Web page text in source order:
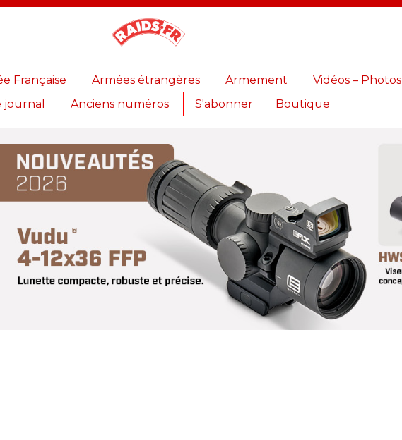
Française Armées étrangères Armement
Vidéos – Photos
journal
Anciens numéros S'abonner Boutique